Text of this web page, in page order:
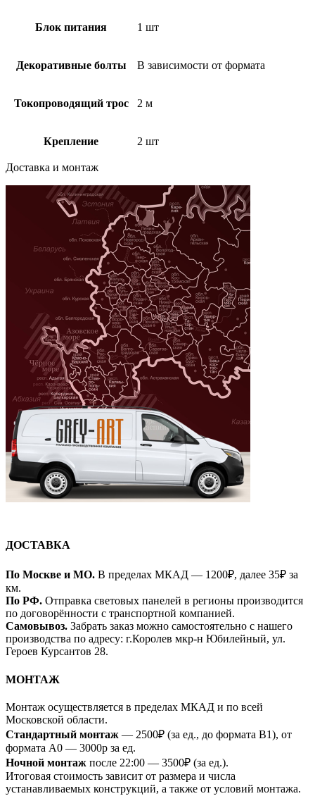
Блок питания 1 шт
Декоративные болты В зависимости от формата
Токопроводящий трос 2 м
Крепление 2 шт
Доставка и монтаж
ДОСТАВКА
По Москве и МО. В пределах МКАД — 1200₽, далее 35₽ за
км.
По РФ. Отправка световых панелей в регионы производится
по договорённости с транспортной компанией.
Самовывоз. Забрать заказ можно самостоятельно с нашего
производства по адресу: г.Королев мкр-н Юбилейный, ул.
Героев Курсантов 28.
МОНТАЖ
Монтаж осуществляется в пределах МКАД и по всей
Московской области.
Стандартный монтаж — 2500₽ (за ед., до формата B1), от
формата A0 — 3000р за ед.
Ночной монтаж после 22:00 — 3500₽ (за ед.).
Итоговая стоимость зависит от размера и числа
устанавливаемых конструкций, а также от условий монтажа.